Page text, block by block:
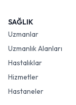
SAĞLIK
Uzmanlar
Uzmanlık Alanları
Hastalıklar
Hizmetler
Hastaneler